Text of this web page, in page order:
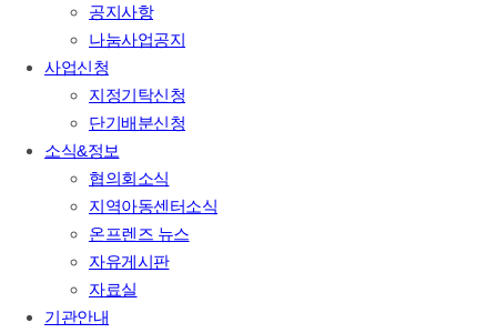
공지사항
나눔사업공지
사업신청
지정기탁신청
단기배분신청
소식&정보
협의회소식
지역아동센터소식
온프렌즈 뉴스
자유게시판
자료실
기관안내